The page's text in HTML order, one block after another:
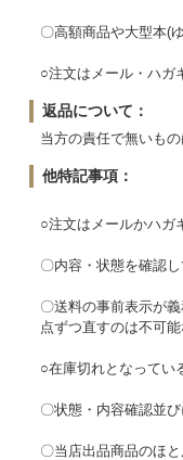
〇高額商品や大型本(
○注文はメール・ハガ
返品について：
当方の責任で無いも
他特記事項：
○注文はメールかハガ
〇内容・状態を確認
〇送料の事前表示が
点ずつ直すのは不可
○在庫切れとなってい
〇状態・内容確認並
〇当店出品商品のほ